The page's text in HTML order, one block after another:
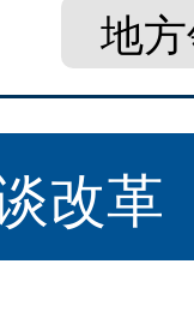
地
改革